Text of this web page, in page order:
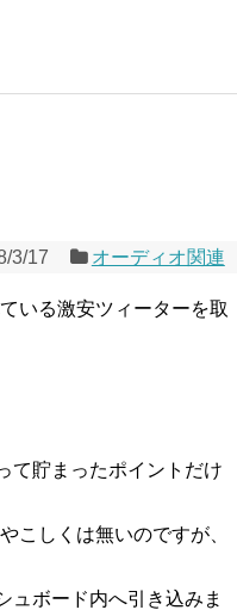
3/17 オーディオ関連
いる激安ツィーターを取
て貯まったポイントだけ
こしくは無いのですが、
ュボード内へ引き込みま